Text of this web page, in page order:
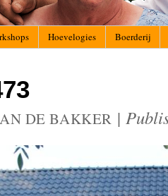
Hoevelogies Boerderij
DE BAKKER |